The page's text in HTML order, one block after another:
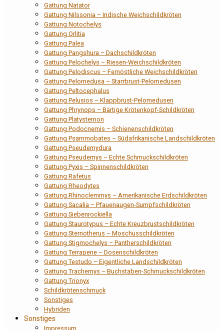
Gattung Natator
Gattung Nilssonia – Indische Weichschildkröten
Gattung Notochelys
Gattung Orlitia
Gattung Palea
Gattung Pangshura – Dachschildkröten
Gattung Pelochelys – Riesen-Weichschildkröten
Gattung Pelodiscus – Fernöstliche Weichschildkröten
Gattung Pelomedusa – Starrbrust-Pelomedusen
Gattung Peltocephalus
Gattung Pelusios – Klappbrust-Pelomedusen
Gattung Phrynops – Bärtige Krötenkopf-Schildkröten
Gattung Platysternon
Gattung Podocnemis – Schienenschildkröten
Gattung Psammobates – Südafrikanische Landschildkröten
Gattung Pseudemydura
Gattung Pseudemys – Echte Schmuckschildkröten
Gattung Pyxis – Spinnenschildkröten
Gattung Rafetus
Gattung Rheodytes
Gattung Rhinoclemmys – Amerikanische Erdschildkröten
Gattung Sacalia – Pfauenaugen-Sumpfschildkröten
Gattung Siebenrockiella
Gattung Staurotypus – Echte Kreuzbrustschildkröten
Gattung Sternotherus – Moschusschildkröten
Gattung Stigmochelys – Pantherschildkröten
Gattung Terrapene – Dosenschildkröten
Gattung Testudo – Eigentliche Landschildkröten
Gattung Trachemys – Buchstaben-Schmuckschildkröten
Gattung Trionyx
Schildkrötenschmuck
Sonstiges
Hybriden
Sonstiges
Impressum